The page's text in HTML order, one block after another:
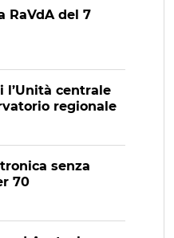
RaVdA del 7
l’Unità centrale
regionale
senza
70